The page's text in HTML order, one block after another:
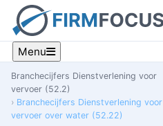
Menu
Branchecijfers Dienstverlening voor
vervoer (52.2)
Branchecijfers Dienstverlening voor
vervoer over water (52.22)